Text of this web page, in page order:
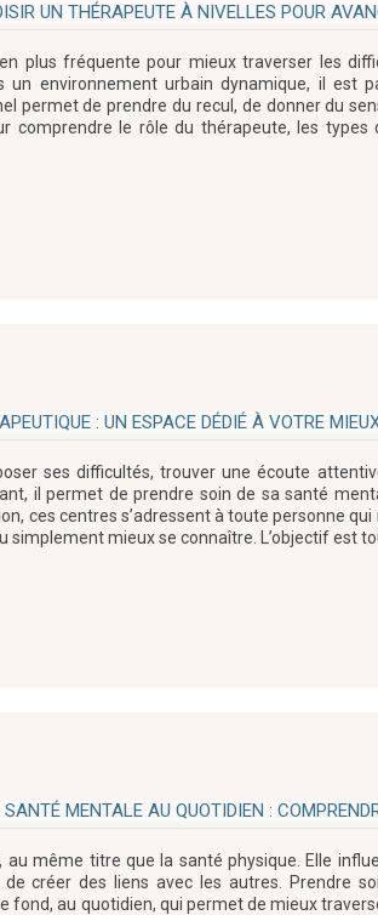
UN THÉRAPEUTE À NIVELLES POUR
plus fréquente pour mieux traverser les
un environnement urbain dynamique, il est
permet de prendre du recul, de donner du
le rôle du thérapeute, les types
: UN ESPACE DÉDIÉ À VOTRE
ses difficultés, trouver une écoute
il permet de prendre soin de sa santé
ces centres s’adressent à toute personne
simplement mieux se connaître. L’objectif est
MENTALE AU QUOTIDIEN :
même titre que la santé physique. Elle
créer des liens avec les autres. Prendre
fond, au quotidien, qui permet de mieux